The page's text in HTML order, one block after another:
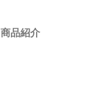
商品紹介